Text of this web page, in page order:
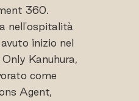
360.
nell'ospitalità
inizio nel
Kanuhura,
come
Agent,